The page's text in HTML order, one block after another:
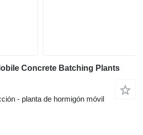
Concrete Batching Plants
- planta de hormigón móvil